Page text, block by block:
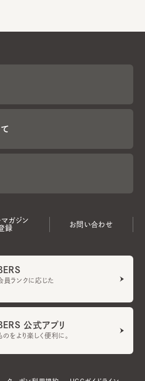
マガジン
録
お問い合わせ
員ランクに応じた
公式アプリ
をより楽しく便利に。